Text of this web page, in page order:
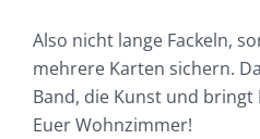
Also nicht lange Fackeln,
mehrere Karten sichern.
Band, die Kunst und
Euer Wohnzimmer!